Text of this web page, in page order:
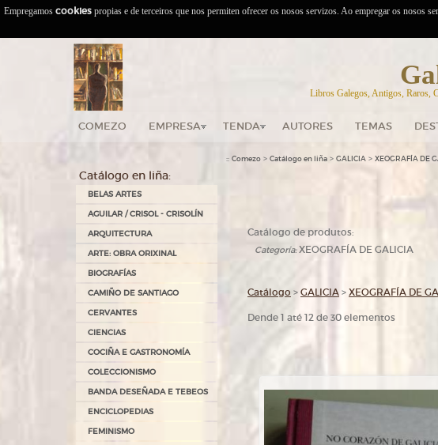
Libros Galegos, Antigos, Raros,
COMEZO EMPRESA TENDA AUTORES TEMAS
Catálogo en liña:
BELAS ARTES
AGUILAR / CRISOL - CRISOLÍN
ARQUITECTURA
ARTE: OBRA ORIXINAL
BIOGRAFÍAS
CAMIÑO DE SANTIAGO
CERVANTES
CIENCIAS
COCIÑA E GASTRONOMÍA
COLECCIONISMO
BANDA DESEÑADA E TEBEOS
ENCICLOPEDIAS
FEMINISMO
:: Comezo > Catálogo en liña > GALICIA > XEOGRAFÍA DE
Catálogo de produtos:
Categoría:XEOGRAFÍA DE GALICIA
Catálogo > GALICIA > XEOGRAFÍA DE
Dende 1 até 12 de 30 elementos
Empregamos cookies propias e de terceiros que nos permiten ofrecer os nosos servizos. Ao empregar os nosos